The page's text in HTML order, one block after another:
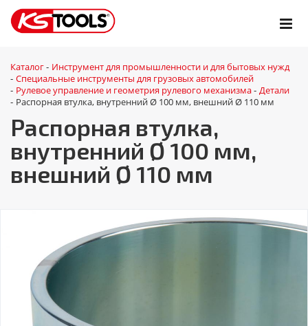
Каталог - Инструмент для промышленности и для бытовых нужд
- Специальные инструменты для грузовых автомобилей
- Рулевое управление и геометрия рулевого механизма - Детали
- Распорная втулка, внутренний Ø 100 мм, внешний Ø 110 мм
Распорная втулка,
внутренний Ø 100 мм,
внешний Ø 110 мм